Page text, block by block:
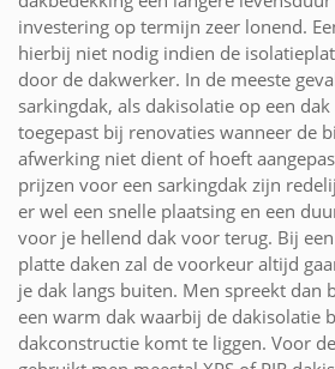
investering op termijn zeer lonend.
hierbij niet nodig indien de
door de dakwerker. In de meeste
sarkingdak, als dakisolatie op een
toegepast bij renovaties wanneer de
afwerking niet dient of hoeft
prijzen voor een sarkingdak zijn
er wel een snelle plaatsing en een
voor je hellend dak voor terug. Bij
platte daken zal de voorkeur altijd
je dak langs buiten. Men spreekt dan
een warm dak waarbij de dakisolatie
dakconstructie komt te liggen. Voor